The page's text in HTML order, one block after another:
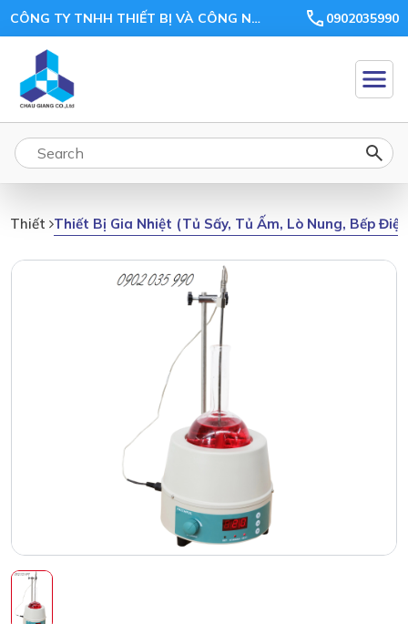
CÔNG TY TNHH THIẾT BỊ VÀ CÔNG NGHỆ CHÂU GIANG 0902035990
Thiết BịThiết Bị Gia Nhiệt (tủ Sấy, Tủ Ấm, Lò Nung, Bếp